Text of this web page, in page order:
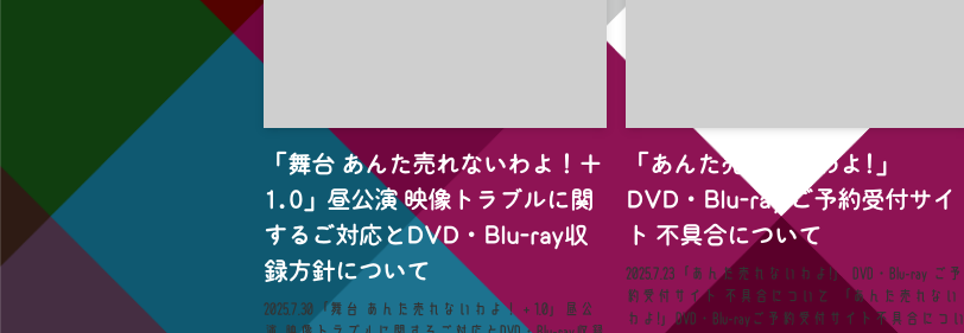
「舞台 あんた売れないわよ！＋
1.0」昼公演 映像トラブルに関
するご対応とDVD・Blu-ray収
録方針について
2025.7.30「舞台 あんた売れないわよ！＋1.0」昼公
「あんた売れないわよ!」
DVD・Blu-ray ご予約受付サイ
ト 不具合について
2025.7.23「あんた売れないわよ!」 DVD・Blu-ray ご予
約受付サイト 不具合について 「あんた売れない
わよ!」DVD・Blu-rayご予約受付サイト不具合につい